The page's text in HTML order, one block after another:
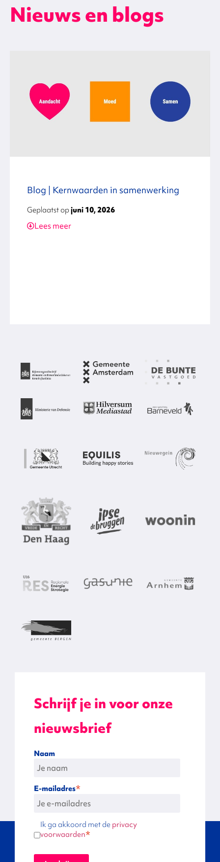
Nieuws en blogs
Blog | Kernwaarden in samenwerking
Geplaatst opjuni 10, 2026
Lees meer
Schrijf je in voor onze
nieuwsbrief
Naam
E-mailadres*
Ik ga akkoord met de privacy
voorwaarden*